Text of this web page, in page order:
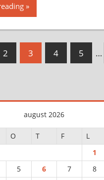
2 3 4 5 …
august 2026
O T F L
1
5 6 7 8